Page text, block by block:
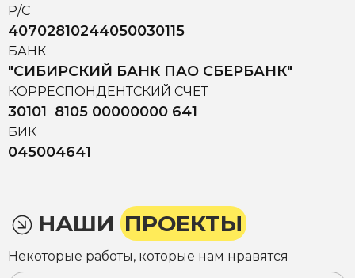
Р/С
40702810244050030115
БАНК
"СИБИРСКИЙ БАНК ПАО СБЕРБАНК"
КОРРЕСПОНДЕНТСКИЙ СЧЕТ
30101 8105 00000000 641
БИК
045004641
НАШИ ПРОЕКТЫ
Некоторые работы, которые нам нравятся